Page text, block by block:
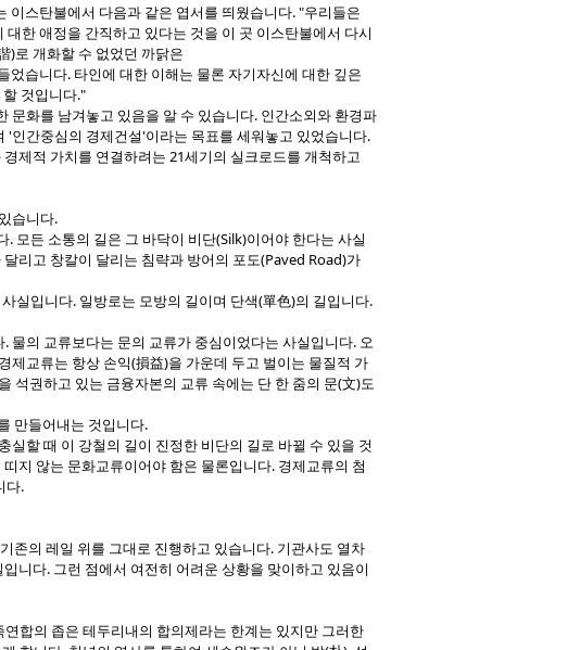
스탄불에서 다음과 같은 엽서를 띄웠습니다. "우리들은
한 애정을 간직하고 있다는 것을 이 곳 이스탄불에서 다시
)로 개화할 수 없었던 까닭은
습니다. 타인에 대한 이해는 물론 자기자신에 대한 깊은
것입니다."
화를 남겨놓고 있음을 알 수 있습니다. 인간소외와 환경파
인간중심의 경제건설'이라는 목표를 세워놓고 있었습니다.
제적 가치를 연결하려는 21세기의 실크로드를 개척하고
습니다.
모든 소통의 길은 그 바닥이 비단(Silk)이어야 한다는 사실
리고 창칼이 달리는 침략과 방어의 포도(Paved Road)가
실입니다. 일방로는 모방의 길이며 단색(單色)의 길입니다.
의 교류보다는 문의 교류가 중심이었다는 사실입니다. 오
제교류는 항상 손익(損益)을 가운데 두고 벌이는 물질적 가
석권하고 있는 금융자본의 교류 속에는 단 한 줌의 문(文)도
만들어내는 것입니다.
할 때 이 강철의 길이 진정한 비단의 길로 바뀔 수 있을 것
지 않는 문화교류이어야 함은 물론입니다. 경제교류의 첨
다.
존의 레일 위를 그대로 진행하고 있습니다. 기관사도 열차
니다. 그런 점에서 여전히 어려운 상황을 맞이하고 있음이
합의 좁은 테두리내의 합의제라는 한계는 있지만 그러한